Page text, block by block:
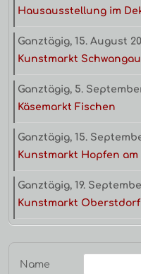
Hausausstellung im
Ganztägig, 15. August
Kunstmarkt Schwangau
Ganztägig, 5.
Käsemarkt Fischen
Ganztägig, 15.
Kunstmarkt Hopfen am
Ganztägig, 19.
Kunstmarkt Oberstdorf
Name